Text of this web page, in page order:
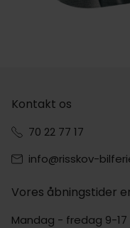
Kontakt os
70 22 77 17
info@risskov-
Vores åbningstider
Mandag - fredag 9-17